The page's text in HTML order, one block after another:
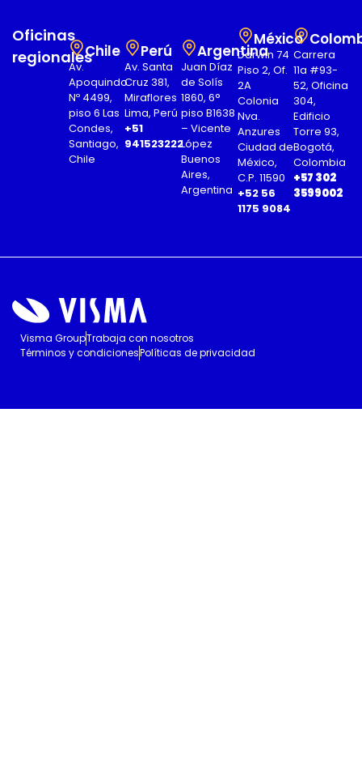
Oficinas
regionalesChile
Av.
Apoquindo
Nº 4499,
piso 6 Las
Condes,
Santiago,
Chile
Perú
Av. Santa
Cruz 381,
Miraflores
Lima, Perú
+51
941523222
Argentina
Juan Díaz
de Solís
1860, 6°
piso B1638
– Vicente
López
Buenos
Aires,
Argentina
México
Darwin 74
Piso 2, Of.
2A
Colonia
Nva.
Anzures
Ciudad de
México,
C.P. 11590
+52 56
1175 9084
Carrera
11a #93-
52, Oficina
304,
Edificio
Torre 93,
Bogotá,
Colombia
+57 302
3599002
Visma GroupTrabaja con nosotros
Términos y condicionesPolíticas de privacidad